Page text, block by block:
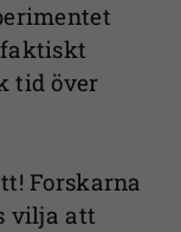
tid över
Forskarna
vilja att